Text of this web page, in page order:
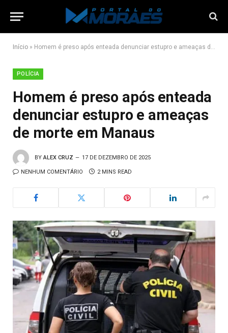
Início » Homem é preso após enteada denunciar estupro e ameaças de morte em Manaus
POLÍCIA
Homem é preso após enteada
denunciar estupro e ameaças
de morte em Manaus
BY ALEX CRUZ 17 DE DEZEMBRO DE 2025
NENHUM COMENTÁRIO 2 MINS READ